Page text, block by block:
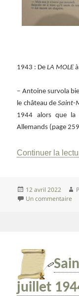
1943 : DeLA MOLE
– Antoine survola
le château deSaint-
1944 alors que la
Allemands (page
Continuer la
Publié
le
12 avril 2022
Un commentaire
juillet